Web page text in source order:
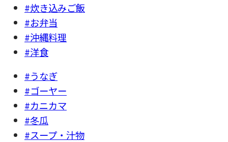
#炊き込みご飯
#お弁当
#沖縄料理
#洋食
#うなぎ
#ゴーヤー
#カニカマ
#冬瓜
#スープ・汁物